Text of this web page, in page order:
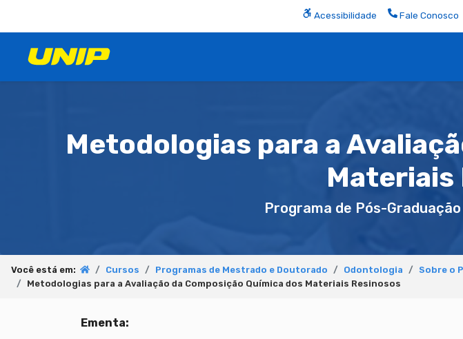
Acessibilidade Fale Conosco
Metodologias para a
Materiais
Programa de Pós-Graduação
Você está em: Cursos Programas de Mestrado e Doutorado Odontologia Sobre o
Metodologias para a Avaliação da Composição Química dos Materiais Resinosos
Ementa: